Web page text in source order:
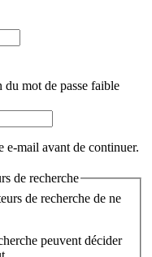
mot de passe faible
e-mail avant de continuer.
de recherche
peuvent décider